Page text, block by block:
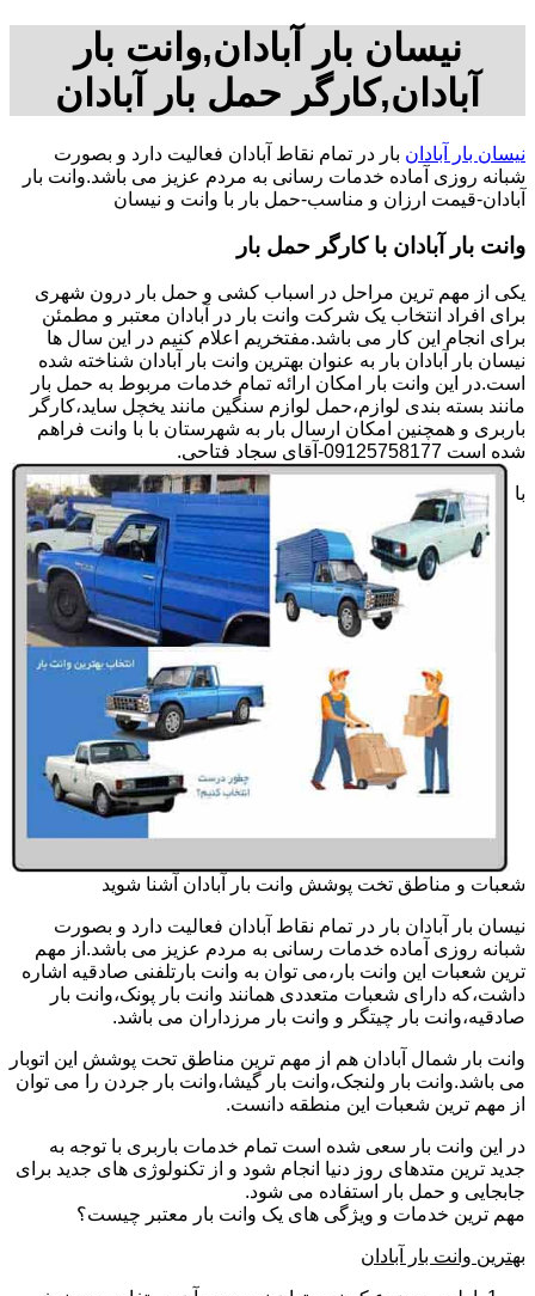
نیسان بار آبادان,وانت بار
آبادان,کارگر حمل بار آبادان
نیسان بار آبادان بار در تمام نقاط آبادان فعالیت دارد و بصورت
شبانه روزی آماده خدمات رسانی به مردم عزیز می باشد.وانت بار
آبادان-قیمت ارزان و مناسب-حمل بار با وانت و نیسان
وانت بار آبادان با کارگر حمل بار
یکی از مهم ترین مراحل در اسباب کشی و حمل بار درون شهری
برای افراد انتخاب یک شرکت وانت بار در آبادان معتبر و مطمئن
برای انجام این کار می باشد.مفتخریم اعلام کنیم در این سال ها
نیسان بار آبادان بار به عنوان بهترین وانت بار آبادان شناخته شده
است.در این وانت بار امکان ارائه تمام خدمات مربوط به حمل بار
مانند بسته بندی لوازم،حمل لوازم سنگین مانند یخچل ساید،کارگر
باربری و همچنین امکان ارسال بار به شهرستان با با وانت فراهم
شده است 09125758177-آقای سجاد فتاحی.
با
شعبات و مناطق تخت پوشش وانت بار آبادان آشنا شوید
نیسان بار آبادان بار در تمام نقاط آبادان فعالیت دارد و بصورت
شبانه روزی آماده خدمات رسانی به مردم عزیز می باشد.از مهم
ترین شعبات این وانت بار،می توان به وانت بارتلفنی صادقیه اشاره
داشت،که دارای شعبات متعددی همانند وانت بار پونک،وانت بار
صادقیه،وانت بار چیتگر و وانت بار مرزداران می باشد.
وانت بار شمال آبادان هم از مهم ترین مناطق تحت پوشش این اتوبار
می باشد.وانت بار ولنجک،وانت بار گیشا،وانت بار جردن را می توان
از مهم ترین شعبات این منطقه دانست.
در این وانت بار سعی شده است تمام خدمات باربری با توجه به
جدید ترین متدهای روز دنیا انجام شود و از تکنولوژی های جدید برای
جابجایی و حمل بار استفاده می شود.
مهم ترین خدمات و ویژگی های یک وانت بار معتبر چیست؟
بهترین وانت بار آبادان